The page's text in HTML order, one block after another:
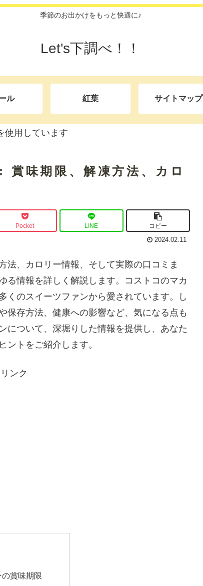
季節のお出かけをもっと快適に♪
Let's下調べ！！
ル 紅葉 サイトマップ
使用しています
味期限、解凍方法、カロ
Pocket LINE
コピー
2024.02.11
法、カロリー情報、そして実際の口コミま
る情報を詳しく解説します。コストコのマカ
くのスイーツファンから愛されています。し
保存方法、健康への影響など、気になる点も
について、深堀りした情報を提供し、あなた
ントをご紹介します。
ンク
賞味期限